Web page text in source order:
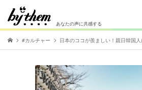
あなたの声に共感する
#カルチャー 日本のココが羨ましい！親日韓国